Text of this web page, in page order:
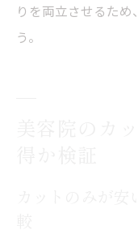
りを両立させるた
う。